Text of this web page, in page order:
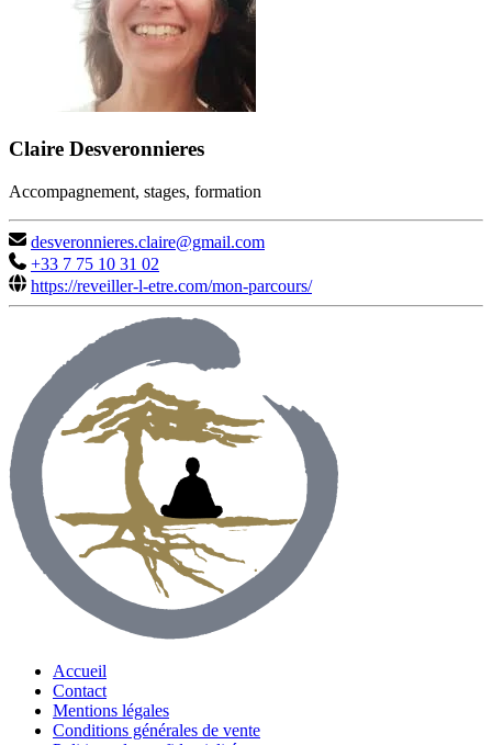
Claire Desveronnieres
Accompagnement, stages, formation
desveronnieres.claire@gmail.com
+33 7 75 10 31 02
https://reveiller-l-etre.com/mon-parcours/
Accueil
Contact
Mentions légales
Conditions générales de vente